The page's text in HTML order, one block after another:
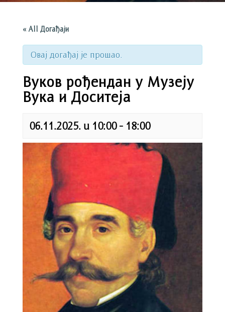
« All Догађаји
Овај догађај је прошао.
Вуков рођендан у Музеју
Вука и Доситеја
06.11.2025. u 10:00- 18:00